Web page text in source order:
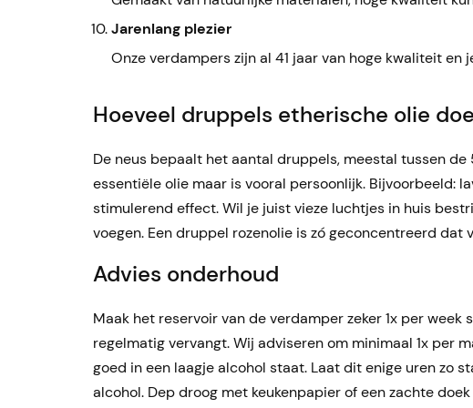
Jarenlang plezier
Onze verdampers zijn al 41 jaar van hoge kwaliteit en
Hoeveel druppels etherische olie
De neus bepaalt het aantal druppels, meestal tussen
essentiële olie maar is vooral persoonlijk. Bijvoorbeeld:
stimulerend effect. Wil je juist vieze luchtjes in huis
voegen. Een druppel rozenolie is zó geconcentreerd dat
Advies onderhoud
Maak het reservoir van de verdamper zeker 1x per
regelmatig vervangt. Wij adviseren om minimaal 1x per
goed in een laagje alcohol staat. Laat dit enige uren zo
alcohol. Dep droog met keukenpapier of een zachte